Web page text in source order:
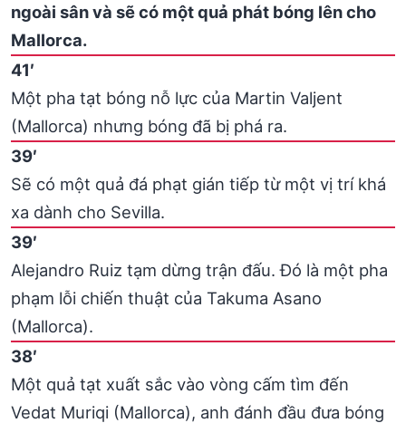
ngoài sân và sẽ có một quả phát bóng lên cho
Mallorca.
41′
Một pha tạt bóng nỗ lực của Martin Valjent
(Mallorca) nhưng bóng đã bị phá ra.
39′
Sẽ có một quả đá phạt gián tiếp từ một vị trí khá
xa dành cho Sevilla.
39′
Alejandro Ruiz tạm dừng trận đấu. Đó là một pha
phạm lỗi chiến thuật của Takuma Asano
(Mallorca).
38′
Một quả tạt xuất sắc vào vòng cấm tìm đến
Vedat Muriqi (Mallorca), anh đánh đầu đưa bóng